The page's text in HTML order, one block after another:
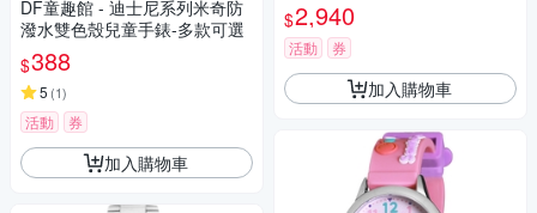
DF童趣館 - 迪士尼系列米奇防
潑水雙色殼兒童手錶-多款可選
$388
5 (1)
活動 券
加入購物車
$2,940
活動 券
加入購物車